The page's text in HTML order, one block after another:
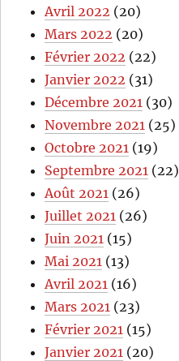
Avril 2022 (20)
Mars 2022 (20)
Février 2022 (22)
Janvier 2022 (31)
Décembre 2021 (30)
Novembre 2021 (25)
Octobre 2021 (19)
Septembre 2021 (22)
Août 2021 (26)
Juillet 2021 (26)
Juin 2021 (15)
Mai 2021 (13)
Avril 2021 (16)
Mars 2021 (23)
Février 2021 (15)
Janvier 2021 (20)